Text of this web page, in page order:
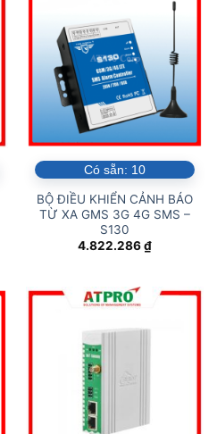
Có sẵn: 10
BỘ ĐIỀU KHIỂN CẢNH BÁO
TỪ XA GMS 3G 4G SMS –
S130
4.822.286₫